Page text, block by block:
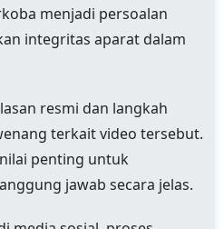
menjadi persoalan
integritas aparat dalam
resmi dan langkah
terkait video tersebut.
penting untuk
jawab secara jelas.